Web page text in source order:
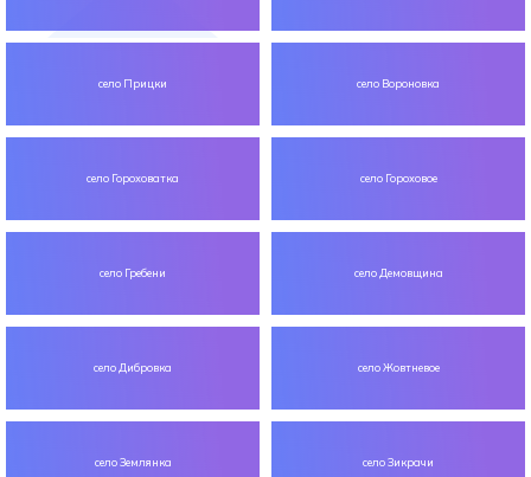
село Прицки село Вороновка
село Гороховатка село Гороховое
село Гребени село Демовщина
село Дибровка село Жовтневое
село Землянка село Зикрачи